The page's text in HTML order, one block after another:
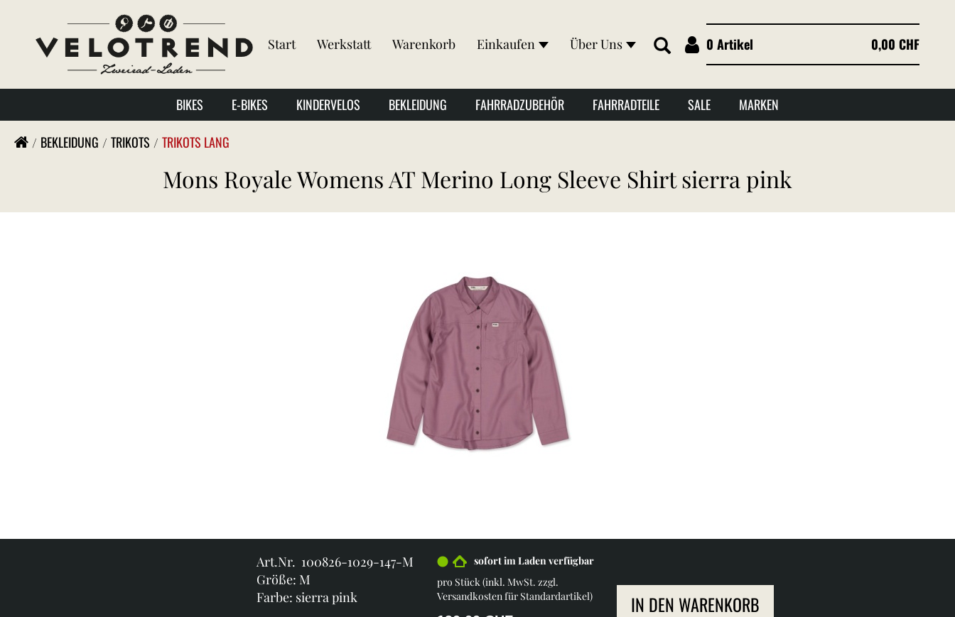
Start Werkstatt Warenkorb Einkaufen Über Uns 0 Artikel 0,00 CHF
BIKES E-BIKES KINDERVELOS BEKLEIDUNG FAHRRADZUBEHÖR FAHRRADTEILE SALE MARKEN
BEKLEIDUNG TRIKOTS TRIKOTS LANG
Mons Royale Womens AT Merino Long Sleeve Shirt sierra pink
Art.Nr. 100826-1029-147-M
Größe: M
Farbe: sierra pink
sofort im Laden verfügbar
pro Stück (inkl. MwSt. zzgl.
Versandkosten für Standardartikel) IN DEN WARENKORB